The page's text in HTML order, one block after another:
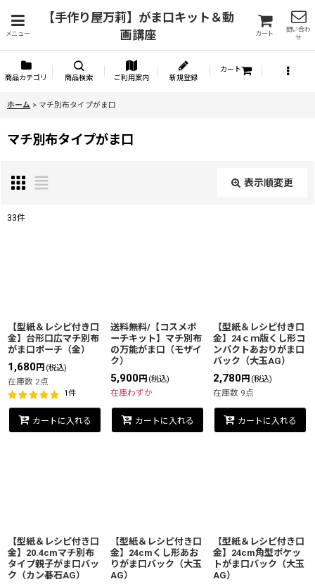
メニュー
【手作り屋万莉】がま口キット＆動
画講座
カート
問い合わ
せ
商品カテゴリ 商品検索 ご利用案内 新規登録
カート
ホーム > マチ別布タイプがま口
マチ別布タイプがま口
表示順変更
絞り込む
33件
【型紙＆レシピ付き口
金】台形口広マチ別布
がま口ポーチ（金）
1,680円 (税込)
在庫数 2点
1件
カートに入れる
送料無料/【コスメポ
ーチキット】マチ別布
の万能がま口（モザイ
ク）
5,900円 (税込)
在庫わずか
カートに入れる
【型紙＆レシピ付き口
金】24ｃｍ版くし形コ
ンパクトあおりがま口
バック（大玉AG）
2,780円 (税込)
在庫数 9点
カートに入れる
【型紙＆レシピ付き口
金】20.4cmマチ別布
タイプ親子がま口バッ
ク（カン碁石AG）
【型紙＆レシピ付き口
金】24cmくし形あお
りがま口バック（大玉
AG）
【型紙＆レシピ付き口
金】24cm角型ポケッ
トがま口バック（大玉
AG）